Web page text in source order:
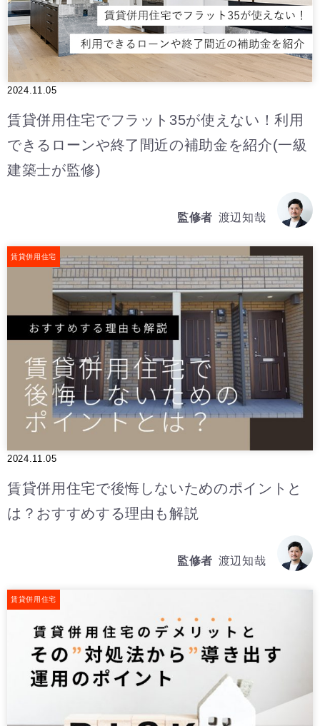
2024.11.05
賃貸併用住宅でフラット35が使えない！利用
できるローンや終了間近の補助金を紹介(一級
建築士が監修)
監修者 渡辺知哉
賃貸併用住宅
2024.11.05
賃貸併用住宅で後悔しないためのポイントと
は？おすすめする理由も解説
監修者 渡辺知哉
賃貸併用住宅